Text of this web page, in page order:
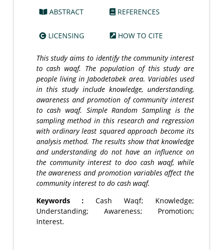
ABSTRACT REFERENCES
LICENSING HOW TO CITE
This study aims to identify the community interest
to cash waqf. The population of this study are
people living in Jabodetabek area. Variables used
in this study include knowledge, understanding,
awareness and promotion of community interest
to cash waqf. Simple Random Sampling is the
sampling method in this research and regression
with ordinary least squared approach become its
analysis method. The results show that knowledge
and understanding do not have an influence on
the community interest to doo cash waqf, while
the awareness and promotion variables affect the
community interest to do cash waqf.
Keywords :Cash Waqf; Knowledge;
Understanding; Awareness; Promotion;
Interest.